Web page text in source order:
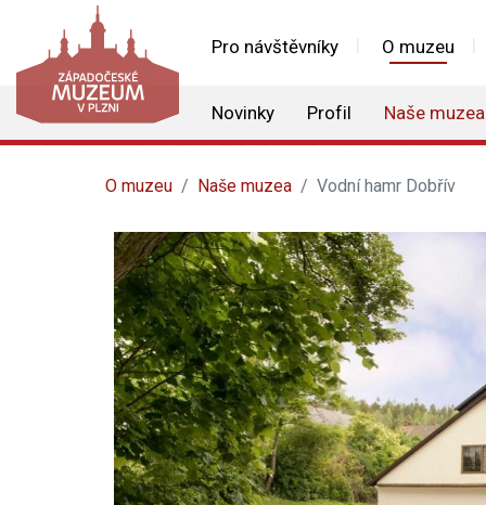
Pro návštěvníky O muzeu
Novinky Profil Naše muzea
O muzeu Naše muzea Vodní hamr Dobřív